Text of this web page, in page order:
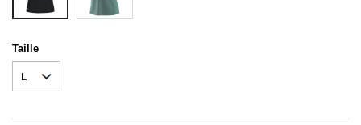
Taille